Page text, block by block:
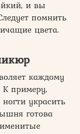
и вы
помнить
цвета.
каждому
К примеру,
украсить
готова